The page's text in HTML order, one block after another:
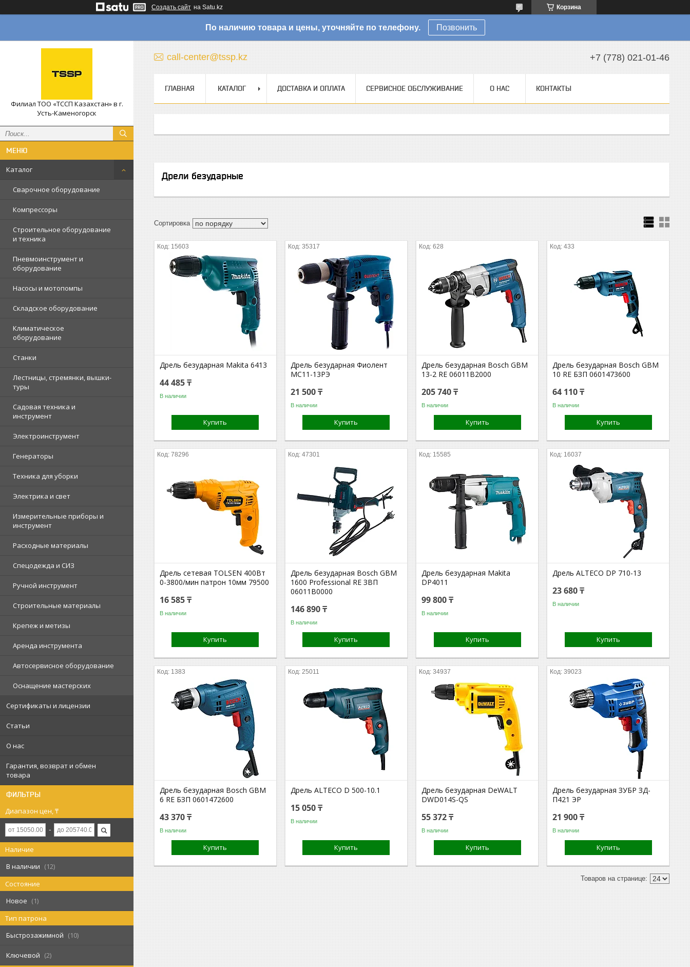
Создать сайт на Satu.kz Корзина
По наличию товара и цены, уточняйте по телефону. Позвонить
Филиал ТОО «ТССП Казахстан» в г.
Усть-Каменогорск
Каталог
Сварочное оборудование
Компрессоры
Строительное оборудование
и техника
Пневмоинструмент и
оборудование
Насосы и мотопомпы
Складское оборудование
Климатическое
оборудование
Станки
Лестницы, стремянки, вышки-
туры
Садовая техника и
инструмент
Электроинструмент
Генераторы
Техника для уборки
Электрика и свет
Измерительные приборы и
инструмент
Расходные материалы
Спецодежда и СИЗ
Ручной инструмент
Строительные материалы
Крепеж и метизы
Аренда инструмента
Автосервисное оборудование
Оснащение мастерских
Сертификаты и лицензии
Статьи
О нас
Гарантия, возврат и обмен
товара
ФИЛЬТРЫ
Диапазон цен, ₸
Наличие
В наличии
12
Состояние
Новое
1
Тип патрона
Быстрозажимной
10
Ключевой
2
call-center@tssp.kz +7 (778) 021-01-46
ГЛАВНАЯ КАТАЛОГ ДОСТАВКА И ОПЛАТА СЕРВИСНОЕ ОБСЛУЖИВАНИЕ О НАС КОНТАКТЫ
Дрели безударные
15603
Дрель безударная Makita 6413
44 485 ₸
В наличии
Купить
35317
Дрель безударная Фиолент
МС11-13РЭ
21 500 ₸
В наличии
Купить
628
Дрель безударная Bosch GBM
13-2 RE 06011B2000
205 740 ₸
В наличии
Купить
433
Дрель безударная Bosch GBM
10 RE БЗП 0601473600
64 110 ₸
В наличии
Купить
78296
Дрель сетевая TOLSEN 400Вт
0-3800/мин патрон 10мм 79500
16 585 ₸
В наличии
Купить
47301
Дрель безударная Bosch GBM
1600 Professional RE ЗВП
06011B0000
146 890 ₸
В наличии
Купить
15585
Дрель безударная Makita
DP4011
99 800 ₸
В наличии
Купить
16037
Дрель ALTECO DP 710-13
23 680 ₸
В наличии
Купить
1383
Дрель безударная Bosch GBM
6 RE БЗП 0601472600
43 370 ₸
В наличии
Купить
25011
Дрель ALTECO D 500-10.1
15 050 ₸
В наличии
Купить
34937
Дрель безударная DeWALT
DWD014S-QS
55 372 ₸
В наличии
Купить
39023
Дрель безударная ЗУБР ЗД-
П421 ЭР
21 900 ₸
В наличии
Купить